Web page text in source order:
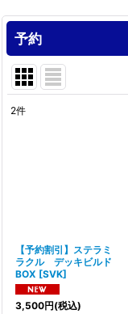
予約
2件
【予約割引】ステラミ
ラクル デッキビルド
BOX [SVK]
3,500円(税込)